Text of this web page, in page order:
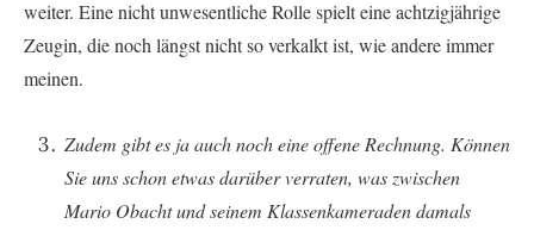
weiter. Eine nicht unwesentliche Rolle spielt eine achtzigjährige
Zeugin, die noch längst nicht so verkalkt ist, wie andere immer
meinen.
Zudem gibt es ja auch noch eine offene Rechnung. Können
Sie uns schon etwas darüber verraten, was zwischen
Mario Obacht und seinem Klassenkameraden damals